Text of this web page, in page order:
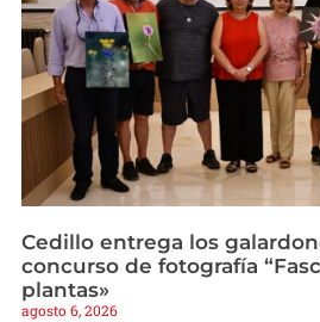
Cedillo entrega los
concurso de fotografía
plantas»
agosto 6, 2026